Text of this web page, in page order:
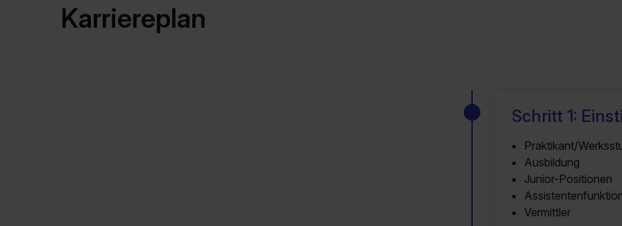
Karriereplan
Schritt 1:
Praktikant/
Ausbildung
Junior-Positionen
Vermittler